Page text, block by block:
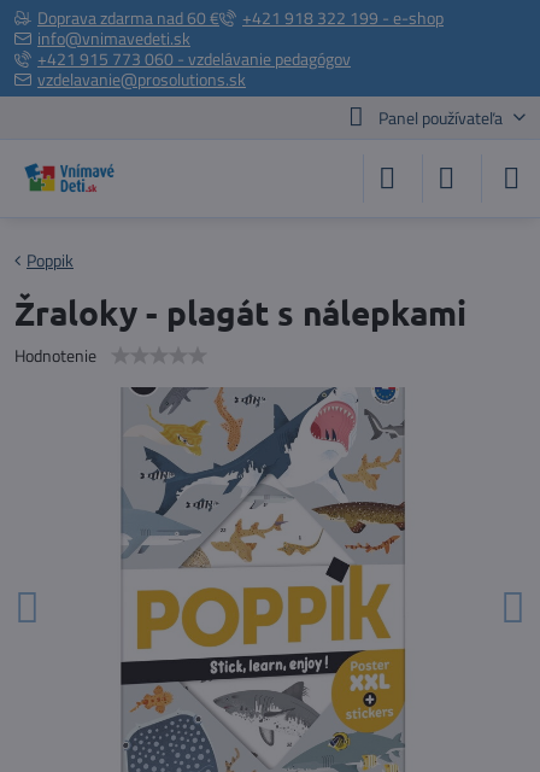
Doprava zdarma nad 60 €
+421 918 322 199 - e-shop
info@vnimavedeti.sk
+421 915 773 060 - vzdelávanie pedagógov
vzdelavanie@prosolutions.sk
Panel používateľa
Poppik
Žraloky - plagát s nálepkami
Hodnotenie